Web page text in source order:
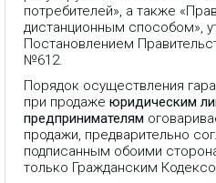
потребителей», а также
дистанционным способом»,
Постановлением
№612.
Порядок осуществления
при продаже юридическим
предпринимателям
продажи, предварительно
подписанным обоими
только Гражданским